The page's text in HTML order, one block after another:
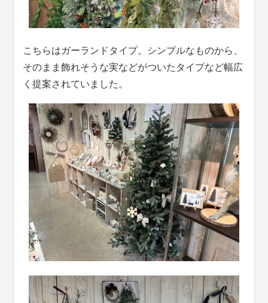
こちらはガーランドタイプ。シンプルなものから、
そのまま飾れそうな実などがついたタイプなど幅広
く提案されていました。